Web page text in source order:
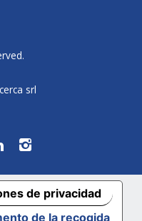
srl
i
de la recogida
de privacidad